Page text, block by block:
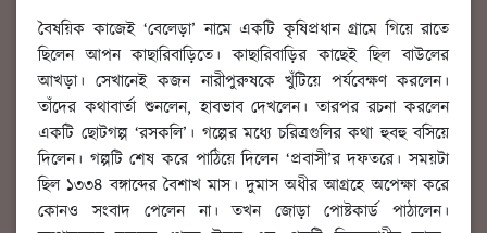
বৈষয়িক কাজেই ‘বেলেড়া’ নামে একটি কৃষিপ্রধান গ্রামে গিয়ে রাতে
ছিলেন আপন কাছারিবাড়িতে। কাছারিবাড়ির কাছেই ছিল বাউলের
আখড়া। সেখানেই কজন নারীপুরুষকে খুঁটিয়ে পর্যবেক্ষণ করলেন।
তাঁদের কথাবার্তা শুনলেন, হাবভাব দেখলেন। তারপর রচনা করলেন
একটি ছোটগল্প ‘রসকলি’। গল্পের মধ্যে চরিত্রগুলির কথা হুবহু বসিয়ে
দিলেন। গল্পটি শেষ করে পাঠিয়ে দিলেন ‘প্রবাসী’র দফতরে। সময়টা
ছিল ১৩৩৪ বঙ্গাব্দের বৈশাখ মাস। দুমাস অধীর আগ্রহে অপেক্ষা করে
কোনও সংবাদ পেলেন না। তখন জোড়া পোষ্টকার্ড পাঠালেন।